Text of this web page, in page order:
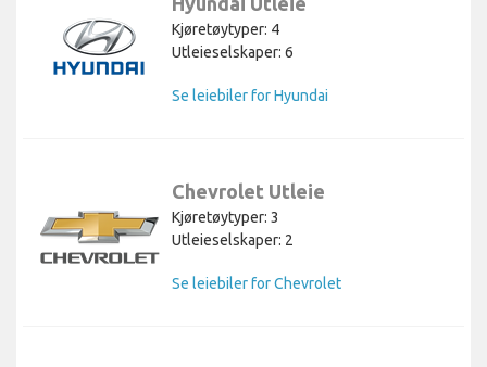
Kjøretøytyper: 4
Utleieselskaper: 6
Se leiebiler for Hyundai
Chevrolet Utleie
Kjøretøytyper: 3
Utleieselskaper: 2
Se leiebiler for Chevrolet